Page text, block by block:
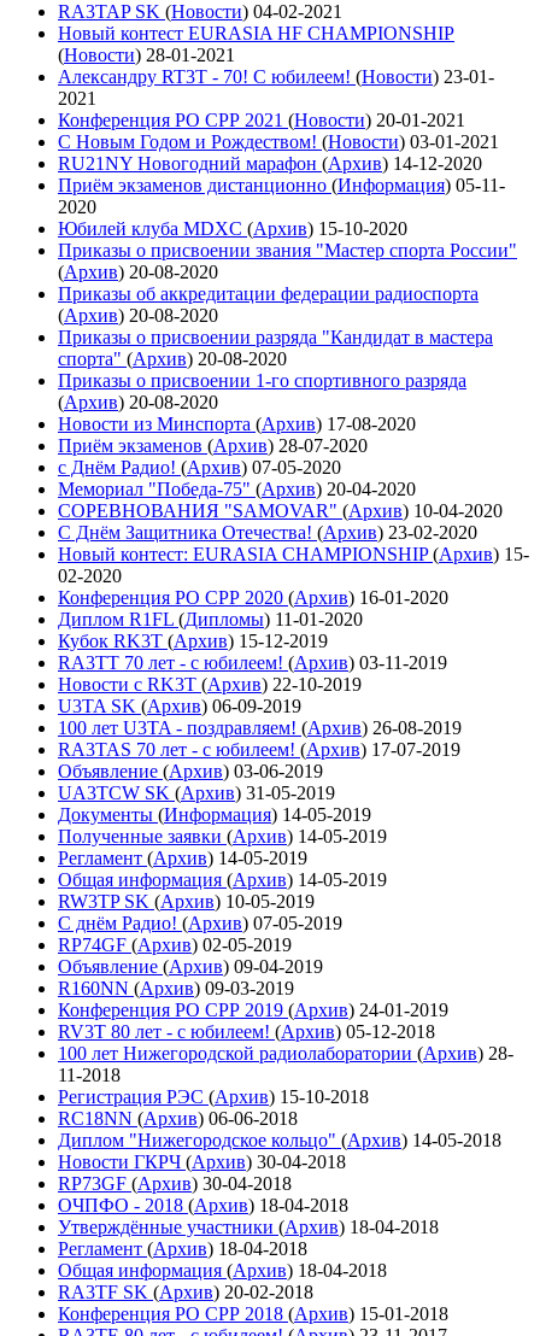
RA3TAP SK (Новости) 04-02-2021
Новый контест EURASIA HF CHAMPIONSHIP
(Новости) 28-01-2021
Александру RT3T - 70! С юбилеем! (Новости) 23-01-
2021
Конференция РО СРР 2021 (Новости) 20-01-2021
С Новым Годом и Рождеством! (Новости) 03-01-2021
RU21NY Новогодний марафон (Архив) 14-12-2020
Приём экзаменов дистанционно (Информация) 05-11-
2020
Юбилей клуба MDXC (Архив) 15-10-2020
Приказы о присвоении звания "Мастер спорта России"
(Архив) 20-08-2020
Приказы об аккредитации федерации радиоспорта
(Архив) 20-08-2020
Приказы о присвоении разряда "Кандидат в мастера
спорта" (Архив) 20-08-2020
Приказы о присвоении 1-го спортивного разряда
(Архив) 20-08-2020
Новости из Минспорта (Архив) 17-08-2020
Приём экзаменов (Архив) 28-07-2020
с Днём Радио! (Архив) 07-05-2020
Мемориал "Победа-75" (Архив) 20-04-2020
СОРЕВНОВАНИЯ "SAMOVAR" (Архив) 10-04-2020
С Днём Защитника Отечества! (Архив) 23-02-2020
Новый контест: EURASIA CHAMPIONSHIP(Архив) 15-
02-2020
Конференция РО СРР 2020 (Архив) 16-01-2020
Диплом R1FL (Дипломы) 11-01-2020
Кубок RK3T (Архив) 15-12-2019
RA3TT 70 лет - с юбилеем! (Архив) 03-11-2019
Новости с RK3T (Архив) 22-10-2019
U3TA SK (Архив) 06-09-2019
100 лет U3TA - поздравляем! (Архив) 26-08-2019
RA3TAS 70 лет - с юбилеем! (Архив) 17-07-2019
Объявление (Архив) 03-06-2019
UA3TCW SK (Архив) 31-05-2019
Документы (Информация) 14-05-2019
Полученные заявки (Архив) 14-05-2019
Регламент (Архив) 14-05-2019
Общая информация (Архив) 14-05-2019
RW3TP SK (Архив) 10-05-2019
С днём Радио! (Архив) 07-05-2019
RP74GF (Архив) 02-05-2019
Объявление (Архив) 09-04-2019
R160NN (Архив) 09-03-2019
Конференция РО СРР 2019 (Архив) 24-01-2019
RV3T 80 лет - с юбилеем! (Архив) 05-12-2018
100 лет Нижегородской радиолаборатории (Архив) 28-
11-2018
Регистрация РЭС (Архив) 15-10-2018
RC18NN (Архив) 06-06-2018
Диплом "Нижегородское кольцо" (Архив) 14-05-2018
Новости ГКРЧ (Архив) 30-04-2018
RP73GF (Архив) 30-04-2018
ОЧПФО - 2018 (Архив) 18-04-2018
Утверждённые участники (Архив) 18-04-2018
Регламент (Архив) 18-04-2018
Общая информация (Архив) 18-04-2018
RA3TF SK (Архив) 20-02-2018
Конференция РО СРР 2018 (Архив) 15-01-2018